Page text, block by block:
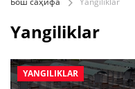
Yangiliklar
YANGILIKLAR